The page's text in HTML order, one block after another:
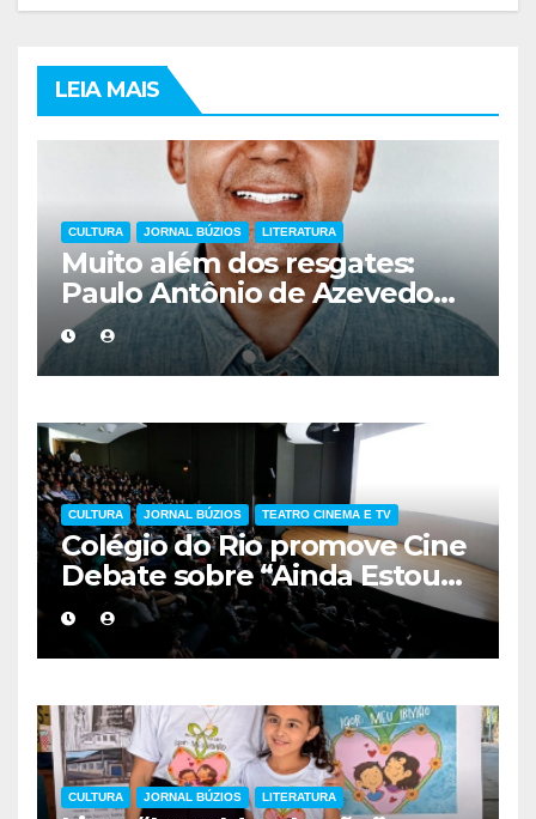
LEIA MAIS
CULTURA JORNAL BÚZIOS LITERATURA
Muito além dos resgates:
Paulo Antônio de Azevedo
eterniza a coragem, a
humanidade e a missão dos
guarda-vidas na literatura
CULTURA JORNAL BÚZIOS TEATRO CINEMA E TV
Colégio do Rio promove Cine
Debate sobre “Ainda Estou
Aqui”, obra cobrada no
vestibular da UERJ
CULTURA JORNAL BÚZIOS LITERATURA